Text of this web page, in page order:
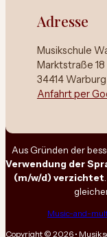
Adresse
Musikschule
Marktstraße 18
34414 Warburg
Anfahrt per
Aus Gründen der
Verwendung der
(m/w/d) verzichtet
Music-and-
Copyright © 2026 •